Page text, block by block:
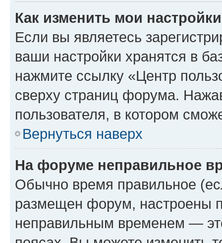
Как изменить мои
Если вы являетесь
ваши настройки хранятся в
нажмите ссылку «Центр
сверху страниц форума.
пользователя, в котором
Вернуться наверх
На форуме неправильное
Обычно время правильное
размещен форум, настроены
неправильным временем —